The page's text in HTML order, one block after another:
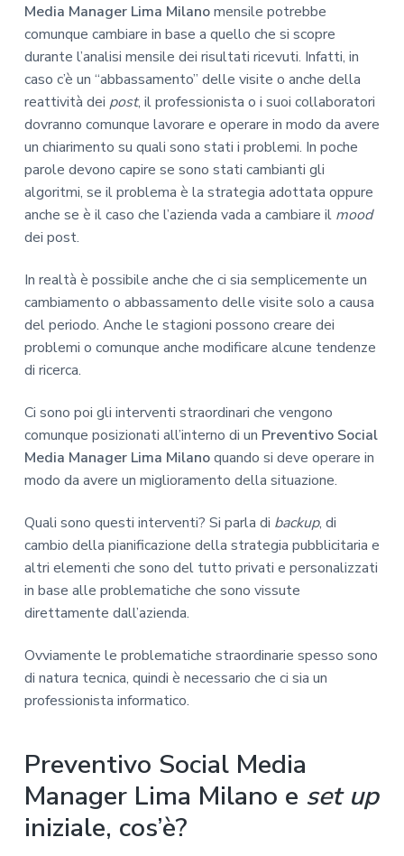
Media Manager Lima Milanomensile potrebbe
comunque cambiare in base a quello che si scopre
durante l’analisi mensile dei risultati ricevuti. Infatti, in
caso c’è un “abbassamento” delle visite o anche della
reattività dei post, il professionista o i suoi collaboratori
dovranno comunque lavorare e operare in modo da avere
un chiarimento su quali sono stati i problemi. In poche
parole devono capire se sono stati cambianti gli
algoritmi, se il problema è la strategia adottata oppure
anche se è il caso che l’azienda vada a cambiare il mood
dei post.
In realtà è possibile anche che ci sia semplicemente un
cambiamento o abbassamento delle visite solo a causa
del periodo. Anche le stagioni possono creare dei
problemi o comunque anche modificare alcune tendenze
di ricerca.
Ci sono poi gli interventi straordinari che vengono
comunque posizionati all’interno di un Preventivo Social
Media Manager Lima Milanoquando si deve operare in
modo da avere un miglioramento della situazione.
Quali sono questi interventi? Si parla di backup, di
cambio della pianificazione della strategia pubblicitaria e
altri elementi che sono del tutto privati e personalizzati
in base alle problematiche che sono vissute
direttamente dall’azienda.
Ovviamente le problematiche straordinarie spesso sono
di natura tecnica, quindi è necessario che ci sia un
professionista informatico.
Preventivo Social Media
Manager Lima Milano e set up
iniziale, cos’è?